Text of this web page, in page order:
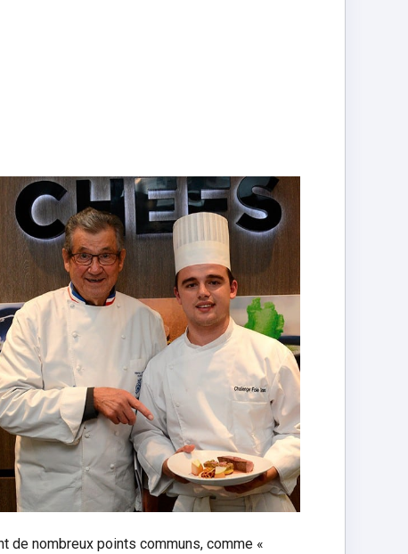
de nombreux points communs, comme «